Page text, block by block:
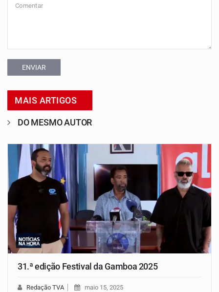
ENVIAR
MAIS ARTIGOS
DO MESMO AUTOR
31.ª edição Festival da Gamboa 2025
Redação TVA maio 15, 2025